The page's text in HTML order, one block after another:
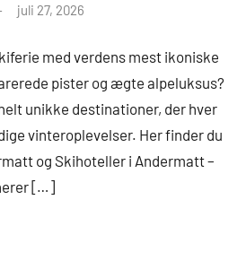
juli 27, 2026
med verdens mest ikoniske
pister og ægte alpeluksus?
unikke destinationer, der hver
vinteroplevelser. Her finder du
og Skihoteller i Andermatt –
[…]